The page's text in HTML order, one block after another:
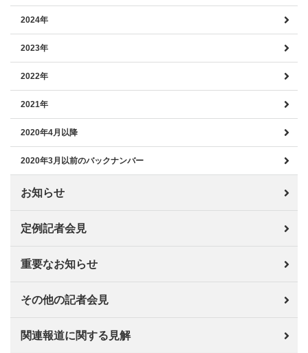
2024年
2023年
2022年
2021年
2020年4月以降
2020年3月以前のバックナンバー
お知らせ
定例記者会見
重要なお知らせ
その他の記者会見
関連報道に関する見解